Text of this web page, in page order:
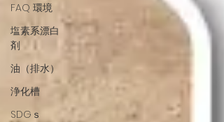
FAQ 環境
塩素系漂白
剤
油（排水）
浄化槽
SDGｓ